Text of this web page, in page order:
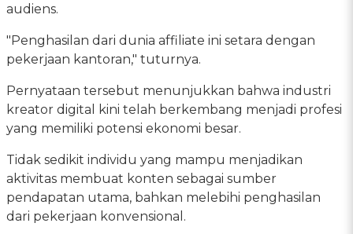
audiens.
"Penghasilan dari dunia affiliate ini setara dengan
pekerjaan kantoran," tuturnya.
Pernyataan tersebut menunjukkan bahwa industri
kreator digital kini telah berkembang menjadi profesi
yang memiliki potensi ekonomi besar.
Tidak sedikit individu yang mampu menjadikan
aktivitas membuat konten sebagai sumber
pendapatan utama, bahkan melebihi penghasilan
dari pekerjaan konvensional.